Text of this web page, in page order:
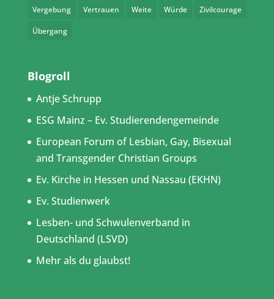
Vergebung Vertrauen Weite Würde Zivilcourage
Übergang
Blogroll
Antje Schrupp
ESG Mainz – Ev. Studierendengemeinde
European Forum of Lesbian, Gay, Bisexual
and Transgender Christian Groups
Ev. Kirche in Hessen und Nassau (EKHN)
Ev. Studienwerk
Lesben- und Schwulenverband in
Deutschland (LSVD)
Mehr als du glaubst!